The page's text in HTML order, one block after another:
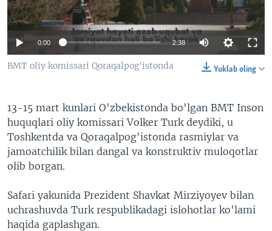
VIDEO
XABARLAR SURATLARDA
ODNOKLASSNIKI
TELEGRAM
TWITTER
0:00 2:38
Yuklab oling
BMT oliy komissari Qoraqalpog'istonda
13-15 mart kunlari O'zbekistonda bo'lgan BMT Inson
huquqlari oliy komissari Volker Turk deydiki, u
Toshkentda va Qoraqalpog'istonda rasmiylar va
jamoatchilik bilan dangal va konstruktiv muloqotlar
olib borgan.
Safari yakunida Prezident Shavkat Mirziyoyev bilan
uchrashuvda Turk respublikadagi islohotlar ko'lami
haqida gaplashgan.